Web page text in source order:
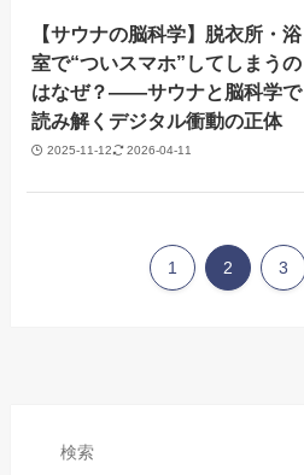
【サウナの脳科学】脱衣所・浴
室で“ついスマホ”してしまうの
はなぜ？——サウナと脳科学で
読み解くデジタル衝動の正体
2025-11-12 2026-04-11
1 2 3